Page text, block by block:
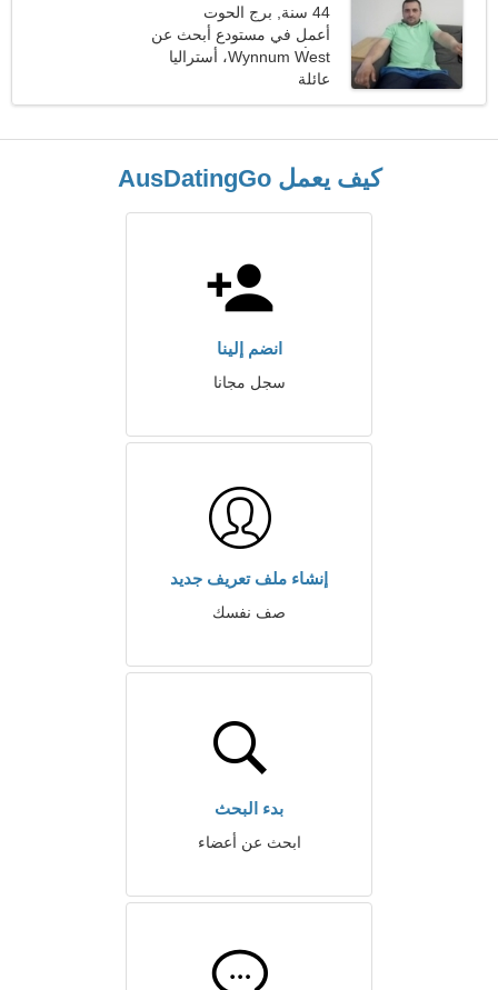
44 سنة, برج الحوت
أعمل في مستودع أبحث عن
امرأة رائعة
Wynnum West، أستراليا
عائلة
كيف يعمل AusDatingGo
انضم إلينا
سجل مجانا
إنشاء ملف تعريف جديد
صف نفسك
بدء البحث
ابحث عن أعضاء